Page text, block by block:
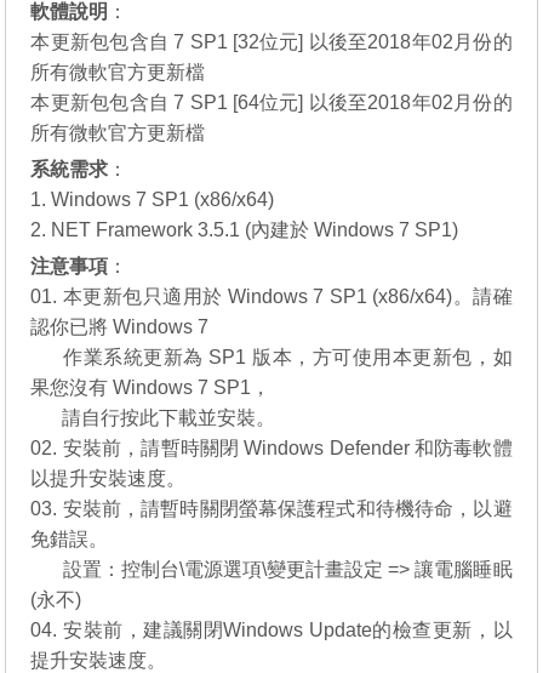
軟體說明 ：
本更新包包含自 7 SP1 [32位元] 以後至2018年02月份的
所有微軟官方更新檔
本更新包包含自 7 SP1 [64位元] 以後至2018年02月份的
所有微軟官方更新檔
系統需求 ：
1. Windows 7 SP1 (x86/x64)
2. NET Framework 3.5.1 (內建於 Windows 7 SP1)
注意事項 ：
01. 本更新包只適用於 Windows 7 SP1 (x86/x64)。請確
認你已將 Windows 7
作業系統更新為 SP1 版本，方可使用本更新包，如
果您沒有Windows 7 SP1 ，
請自行按此下載並安裝。
02. 安裝前，請暫時關閉 Windows Defender 和防毒軟體
以提升安裝速度。
03. 安裝前，請暫時關閉螢幕保護程式和待機待命，以避
免錯誤。
設置：控制台\電源選項\變更計畫設定 => 讓電腦睡眠
(永不)
04. 安裝前，建議關閉Windows Update的檢查更新，以
提升安裝速度。